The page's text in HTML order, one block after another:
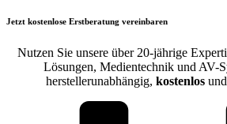
Jetzt kostenlose Erstberatung vereinbaren
Nutzen Sie unsere über 20-jährige
Lösungen, Medientechnik und AV-
herstellerunabhängig, kostenlos und